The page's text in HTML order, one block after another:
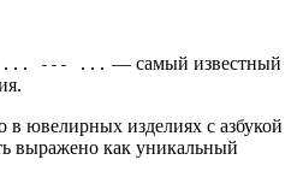
... --- ... — самый известный
в ювелирных изделиях с азбукой
выражено как уникальный